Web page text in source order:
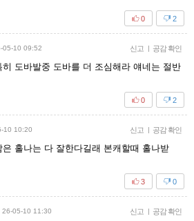
2
0
05-10 09:52 신고 | 공감 확인
도바발중 도바를 더 조심해라 얘네는 절반
2
0
10 10:20 신고 | 공감 확인
홀나는 다 잘한다길래 본캐할때 홀나받
0
3
26-05-10 11:30 신고 | 공감 확인